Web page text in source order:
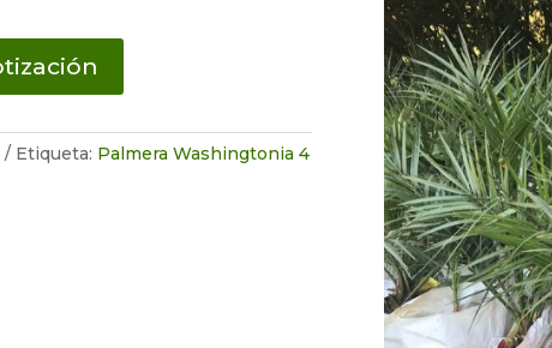
Etiqueta: Palmera Washingtonia 4